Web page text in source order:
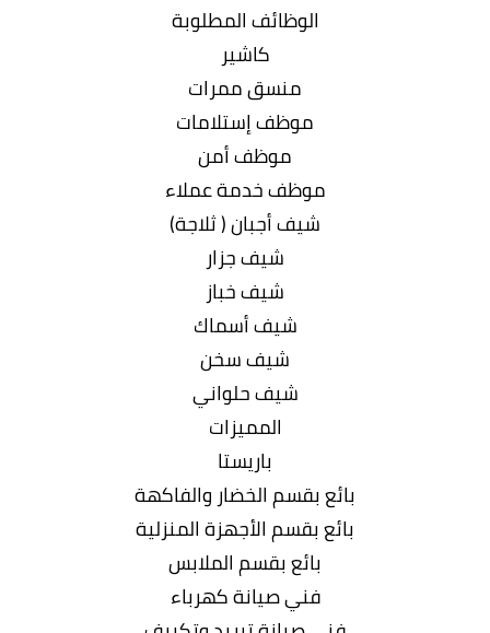
الوظائف المطلوبة
كاشير
منسق ممرات
موظف إستلامات
موظف أمن
موظف خدمة عملاء
شيف أجبان ( ثلاجة)
شيف جزار
شيف خباز
شيف أسماك
شیف سخن
شيف حلواني
المميزات
باریستا
بائع بقسم الخضار والفاكهة
بائع بقسم الأجهزة المنزلية
بائع بقسم الملابس
فني صيانة كهرباء